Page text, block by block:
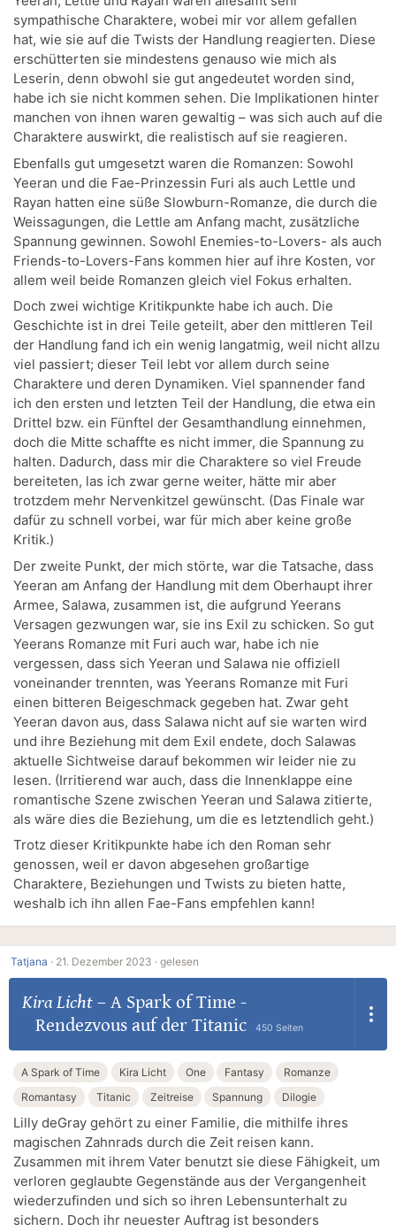
sympathische Charaktere, wobei mir vor allem gefallen
hat, wie sie auf die Twists der Handlung reagierten. Diese
erschütterten sie mindestens genauso wie mich als
Leserin, denn obwohl sie gut angedeutet worden sind,
habe ich sie nicht kommen sehen. Die Implikationen hinter
manchen von ihnen waren gewaltig – was sich auch auf die
Charaktere auswirkt, die realistisch auf sie reagieren.
Ebenfalls gut umgesetzt waren die Romanzen: Sowohl
Yeeran und die Fae-Prinzessin Furi als auch Lettle und
Rayan hatten eine süße Slowburn-Romanze, die durch die
Weissagungen, die Lettle am Anfang macht, zusätzliche
Spannung gewinnen. Sowohl Enemies-to-Lovers- als auch
Friends-to-Lovers-Fans kommen hier auf ihre Kosten, vor
allem weil beide Romanzen gleich viel Fokus erhalten.
Doch zwei wichtige Kritikpunkte habe ich auch. Die
Geschichte ist in drei Teile geteilt, aber den mittleren Teil
der Handlung fand ich ein wenig langatmig, weil nicht allzu
viel passiert; dieser Teil lebt vor allem durch seine
Charaktere und deren Dynamiken. Viel spannender fand
ich den ersten und letzten Teil der Handlung, die etwa ein
Drittel bzw. ein Fünftel der Gesamthandlung einnehmen,
doch die Mitte schaffte es nicht immer, die Spannung zu
halten. Dadurch, dass mir die Charaktere so viel Freude
bereiteten, las ich zwar gerne weiter, hätte mir aber
trotzdem mehr Nervenkitzel gewünscht. (Das Finale war
dafür zu schnell vorbei, war für mich aber keine große
Kritik.)
Der zweite Punkt, der mich störte, war die Tatsache, dass
Yeeran am Anfang der Handlung mit dem Oberhaupt ihrer
Armee, Salawa, zusammen ist, die aufgrund Yeerans
Versagen gezwungen war, sie ins Exil zu schicken. So gut
Yeerans Romanze mit Furi auch war, habe ich nie
vergessen, dass sich Yeeran und Salawa nie offiziell
voneinander trennten, was Yeerans Romanze mit Furi
einen bitteren Beigeschmack gegeben hat. Zwar geht
Yeeran davon aus, dass Salawa nicht auf sie warten wird
und ihre Beziehung mit dem Exil endete, doch Salawas
aktuelle Sichtweise darauf bekommen wir leider nie zu
lesen. (Irritierend war auch, dass die Innenklappe eine
romantische Szene zwischen Yeeran und Salawa zitierte,
als wäre dies die Beziehung, um die es letztendlich geht.)
Trotz dieser Kritikpunkte habe ich den Roman sehr
genossen, weil er davon abgesehen großartige
Charaktere, Beziehungen und Twists zu bieten hatte,
weshalb ich ihn allen Fae-Fans empfehlen kann!
Tatjana · 21. Dezember 2023 · gelesen
Kira Licht– A Spark of Time -
Rendezvous auf der Titanic
450 Seiten
A Spark of Time Kira Licht One Fantasy
Romanze
Romantasy
Titanic Zeitreise Spannung Dilogie
Lilly deGray gehört zu einer Familie, die mithilfe ihres
magischen Zahnrads durch die Zeit reisen kann.
Zusammen mit ihrem Vater benutzt sie diese Fähigkeit, um
verloren geglaubte Gegenstände aus der Vergangenheit
wiederzufinden und sich so ihren Lebensunterhalt zu
sichern. Doch ihr neuester Auftrag ist besonders